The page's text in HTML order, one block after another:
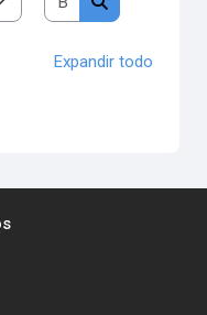
Buscar cursos
Expandir todo